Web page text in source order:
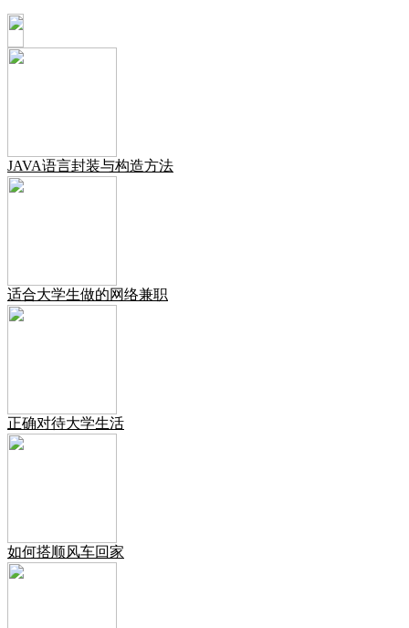
JAVA语言封装与构造方法
适合大学生做的网络兼职
正确对待大学生活
如何搭顺风车回家